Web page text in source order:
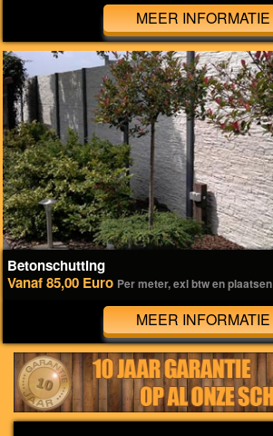
MEER INFORMATIE
Betonschutting
Vanaf 85,00 Euro Per meter, exl btw en plaatsen
MEER INFORMATIE